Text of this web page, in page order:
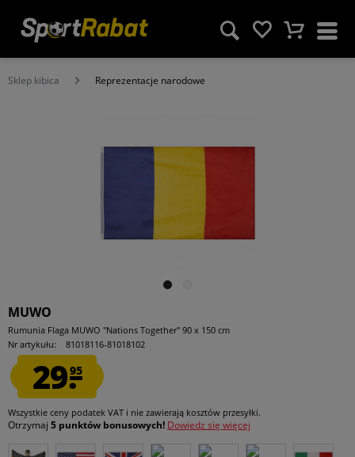
Sklep kibica Reprezentacje narodowe
MUWO
Rumunia Flaga MUWO "Nations Together" 90 x 150 cm
Nr artykułu:
81018116-81018102
29.95
Wszystkie ceny podatek VAT i nie zawierają kosztów przesyłki.
Otrzymaj 5 punktów bonusowych! Dowiedz się więcej